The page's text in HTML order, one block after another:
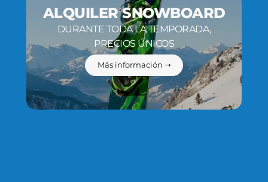
ALQUILER SNOWBOARD
DURANTE TODA LA TEMPORADA,
PRECIOS ÚNICOS
Más información ➝